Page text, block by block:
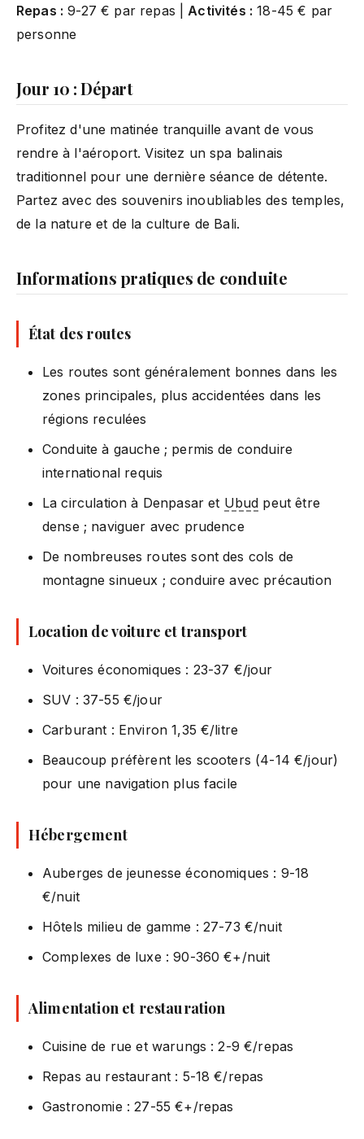
Repas : 9-27 € par repas | Activités : 18-45 € par
personne
Jour 10 : Départ
Profitez d'une matinée tranquille avant de vous
rendre à l'aéroport. Visitez un spa balinais
traditionnel pour une dernière séance de détente.
Partez avec des souvenirs inoubliables des temples,
de la nature et de la culture de Bali.
Informations pratiques de conduite
État des routes
Les routes sont généralement bonnes dans les
zones principales, plus accidentées dans les
régions reculées
Conduite à gauche ; permis de conduire
international requis
La circulation à Denpasar et Ubud peut être
dense ; naviguer avec prudence
De nombreuses routes sont des cols de
montagne sinueux ; conduire avec précaution
Location de voiture et transport
Voitures économiques : 23-37 €/jour
SUV : 37-55 €/jour
Carburant : Environ 1,35 €/litre
Beaucoup préfèrent les scooters (4-14 €/jour)
pour une navigation plus facile
Hébergement
Auberges de jeunesse économiques : 9-18
€/nuit
Hôtels milieu de gamme : 27-73 €/nuit
Complexes de luxe : 90-360 €+/nuit
Alimentation et restauration
Cuisine de rue et warungs : 2-9 €/repas
Repas au restaurant : 5-18 €/repas
Gastronomie : 27-55 €+/repas